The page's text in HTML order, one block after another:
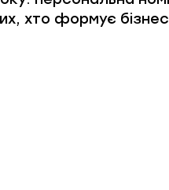
хто формує бізнес